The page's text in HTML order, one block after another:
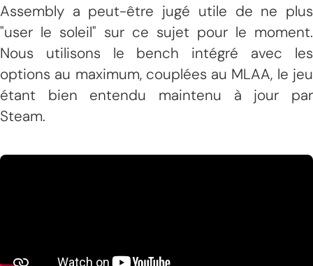
Assembly a peut-être jugé utile de ne plus
"user le soleil" sur ce sujet pour le moment.
Nous utilisons le bench intégré avec les
options au maximum, couplées au MLAA, le jeu
étant bien entendu maintenu à jour par
Steam.